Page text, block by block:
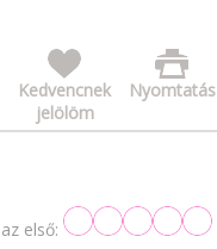
Nyomtatás
Kedvencnek
jelölöm
első: